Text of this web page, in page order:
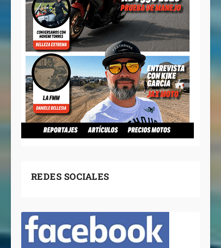
REDES SOCIALES